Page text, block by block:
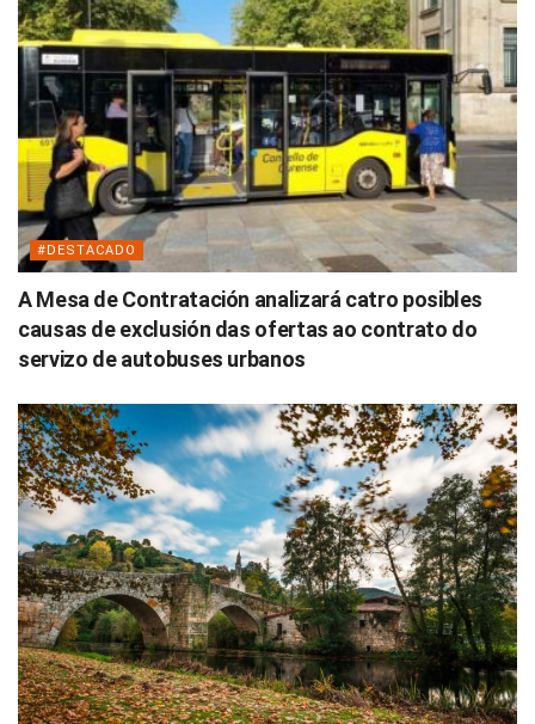
#DESTACADO
A Mesa de Contratación analizará catro posibles
causas de exclusión das ofertas ao contrato do
servizo de autobuses urbanos